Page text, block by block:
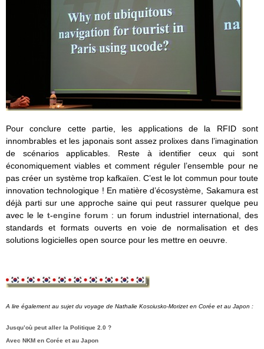
Pour conclure cette partie, les applications de la RFID sont
innombrables et les japonais sont assez prolixes dans l’imagination
de scénarios applicables. Reste à identifier ceux qui sont
économiquement viables et comment réguler l’ensemble pour ne
pas créer un système trop kafkaïen. C’est le lot commun pour toute
innovation technologique ! En matière d’écosystème, Sakamura est
déjà parti sur une approche saine qui peut rassurer quelque peu
avec le le t-engine forum : un forum industriel international, des
standards et formats ouverts en voie de normalisation et des
solutions logicielles open source pour les mettre en oeuvre.
A lire également au sujet du voyage de Nathalie Kosciusko-Morizet en Corée et au Japon :
Jusqu’où peut aller la Politique 2.0 ?
Avec NKM en Corée et au Japon